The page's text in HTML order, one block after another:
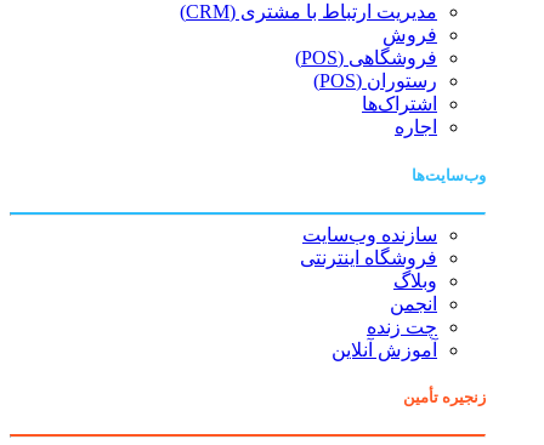
مدیریت ارتباط با مشتری (CRM)
فروش
فروشگاهی (POS)
رستوران (POS)
اشتراک‌ها
اجاره
وب‌سایت‌ها
سازنده وب‌سایت
فروشگاه اینترنتی
وبلاگ
انجمن
چت زنده
آموزش آنلاین
زنجیره تأمین